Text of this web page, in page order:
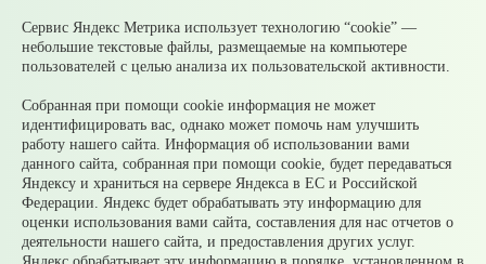
налоговые вычеты за обучение и лечение друг друга
05 августаНалоги на имущество детей: как родителям
контролировать счета и избежать принудительного
05 августаРассчитать налог по прогрессивной шкале
удобнее с помощью онлайн – калькулятора НДФЛ
Сервис Яндекс Метрика использует технологию “cookie” —
небольшие текстовые файлы, размещаемые на компьютере
пользователей с целью анализа их пользовательской активности.
Собранная при помощи cookie информация не может
идентифицировать вас, однако может помочь нам улучшить
работу нашего сайта. Информация об использовании вами
данного сайта, собранная при помощи cookie, будет передаваться
Яндексу и храниться на сервере Яндекса в ЕС и Российской
Федерации. Яндекс будет обрабатывать эту информацию для
оценки использования вами сайта, составления для нас отчетов о
деятельности нашего сайта, и предоставления других услуг.
© 2026 Официальный сайт Муниципального округа
Среднеуральск Свердловской области
Карта сайта Архив
Ваше сообщение отправлено